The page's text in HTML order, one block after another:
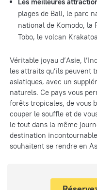
plages de Bali, le parc
national de Komodo, la
Tobo, le volcan
Véritable joyau d’Asie,
les attraits qu’ils peuvent
asiatiques, avec un
naturels. Ce pays vous
forêts tropicales, de vous
couper le souffle et de
le tout dans la même
destination
souhaitent se rendre en